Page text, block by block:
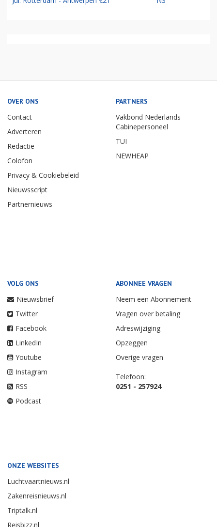
OVER ONS
Contact
Adverteren
Redactie
Colofon
Privacy & Cookiebeleid
Nieuwsscript
Partnernieuws
PARTNERS
Vakbond Nederlands
Cabinepersoneel
TUI
NEWHEAP
VOLG ONS
Nieuwsbrief
Twitter
Facebook
LinkedIn
Youtube
Instagram
RSS
Podcast
ABONNEE VRAGEN
Neem een Abonnement
Vragen over betaling
Adreswijziging
Opzeggen
Overige vragen
Telefoon:
0251 - 257924
ONZE WEBSITES
Luchtvaartnieuws.nl
Zakenreisnieuws.nl
Triptalk.nl
Reisbizz.nl